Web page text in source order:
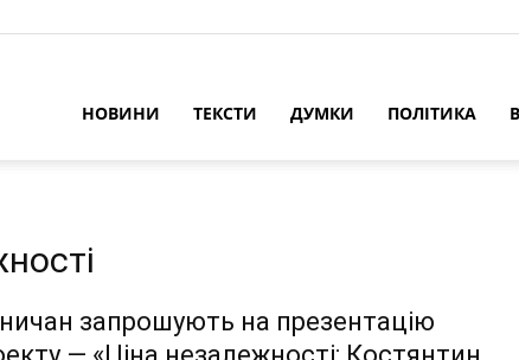
НОВИНИ ТЕКСТИ ДУМКИ ПОЛІТИКА
запрошують на презентацію